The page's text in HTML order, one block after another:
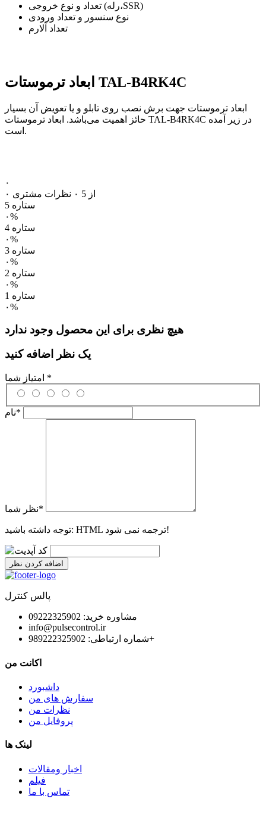
تعداد و نوع خروجی (رله،SSR)
نوع سنسور و تعداد ورودی
تعداد آلارم
TAL-B4RK4C
ابعاد ترموستات جهت برش نصب روی تابلو و یا تعویض آن بسیار
حائز اهمیت می‌باشد. ابعاد ترموستات TAL-B4RK4C در زیر آمده
است.
۰
۰ از 5
۰ نظرات مشتری
5 ستاره
۰%
4 ستاره
۰%
3 ستاره
۰%
2 ستاره
۰%
1 ستاره
۰%
هیچ نظری برای این محصول وجود ندارد
یک نظر اضافه کنید
*
نام*
نظر شما*
توجه داشته باشید: HTML ترجمه نمی شود!
اضافه کردن نظر
پالس کنترل
مشاوره خرید: 09222325902
info@pulsecontrol.ir
شماره ارتباطی: 989222325902+
اکانت من
داشبورد
سفارش های من
نظرات من
پروفایل من
لینک ها
اخبار ومقالات
فیلم
تماس با ما